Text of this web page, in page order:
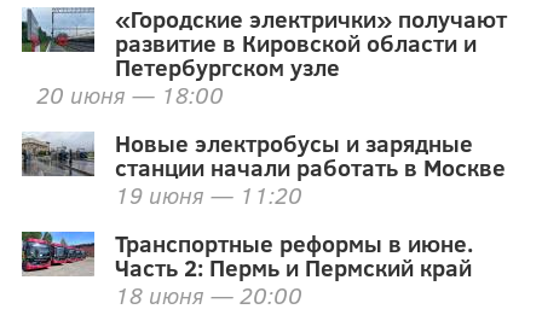
«Городские электрички» получают
развитие в Кировской области и
Петербургском узле
20 июня — 18:00
Новые электробусы и зарядные
станции начали работать в Москве
19 июня — 11:20
Транспортные реформы в июне.
Часть 2: Пермь и Пермский край
18 июня — 20:00